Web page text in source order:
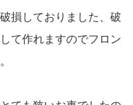
損しておりました、破
て作れますのでフロン